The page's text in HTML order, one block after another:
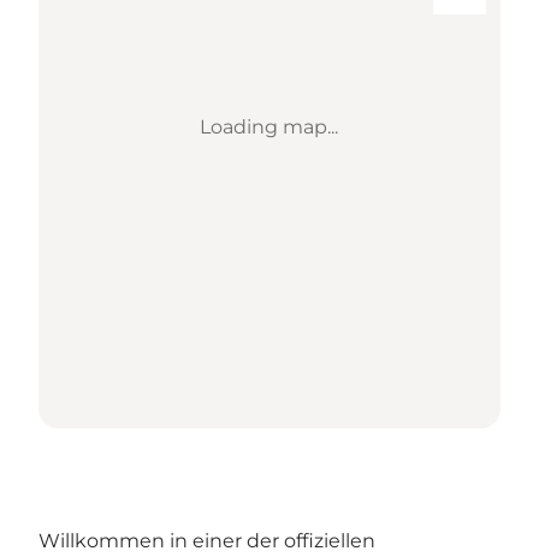
Loading map...
Willkommen in einer der offiziellen